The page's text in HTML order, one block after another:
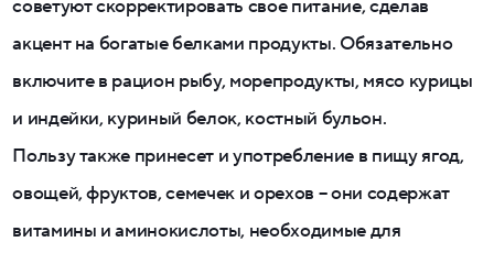
советуют скорректировать свое питание, сделав
акцент на богатые белками продукты. Обязательно
включите в рацион рыбу, морепродукты, мясо курицы
и индейки, куриный белок, костный бульон.
Пользу также принесет и употребление в пищу ягод,
овощей, фруктов, семечек и орехов – они содержат
витамины и аминокислоты, необходимые для